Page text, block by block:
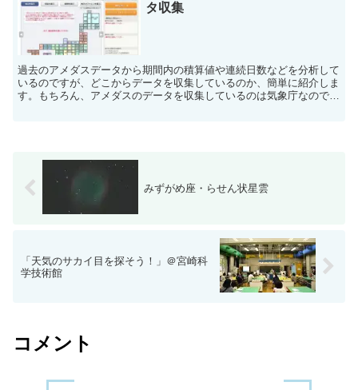
タ収集
過去のアメダスデータから期間内の積算値や連続日数などを分析して
いるのですが、どこからデータを収集しているのか、簡単に紹介しま
す。もちろん、アメダスのデータを収集しているのは気象庁なのです
みずがめ座・らせん状星雲
「天気のサカイ目を探そう！」＠宮崎科
学技術館
コメント